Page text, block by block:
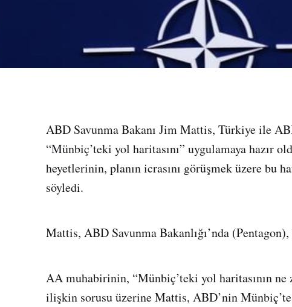
ABD Savunma Bakanı Jim Mattis, Türkiye ile
“Münbiç’teki yol haritasını” uygulamaya hazır
heyetlerinin, planın icrasını görüşmek üzere bu
söyledi.
Mattis, ABD Savunma Bakanlığı’nda
AA muhabirinin, “Münbiç’teki yol haritasının ne
ilişkin sorusu üzerine Mattis, ABD’nin